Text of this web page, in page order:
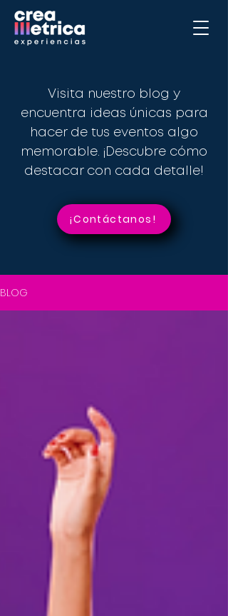
Visita nuestro blog y
encuentra ideas únicas para
hacer de tus eventos algo
memorable. ¡Descubre cómo
destacar con cada detalle!
¡Contáctanos!
BLOG